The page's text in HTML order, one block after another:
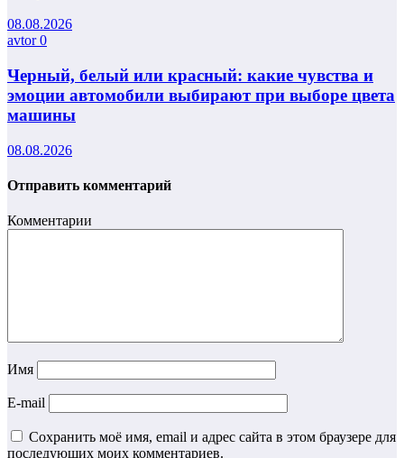
08.08.2026
avtor0
Черный, белый или красный: какие чувства и
эмоции автомобили выбирают при выборе цвета
машины
08.08.2026
Отправить комментарий
Комментарии
Имя
E-mail
Сохранить моё имя, email и адрес сайта в этом браузере для
последующих моих комментариев.